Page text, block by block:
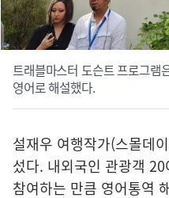
트래블마스터 도슨트 프로그램
영어로 해설했다.
설재우 여행작가(스몰데
섰다. 내외국인 관광객
참여하는 만큼 영어통역